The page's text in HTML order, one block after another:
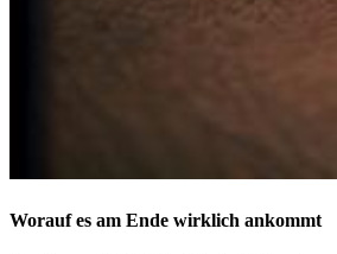
Worauf es am Ende wirklich ankommt